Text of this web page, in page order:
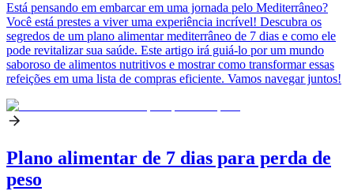
Está pensando em embarcar em uma jornada pelo Mediterrâneo?
Você está prestes a viver uma experiência incrível! Descubra os
segredos de um plano alimentar mediterrâneo de 7 dias e como ele
pode revitalizar sua saúde. Este artigo irá guiá-lo por um mundo
saboroso de alimentos nutritivos e mostrar como transformar essas
refeições em uma lista de compras eficiente. Vamos navegar juntos!
Plano alimentar de 7 dias para perda de
peso